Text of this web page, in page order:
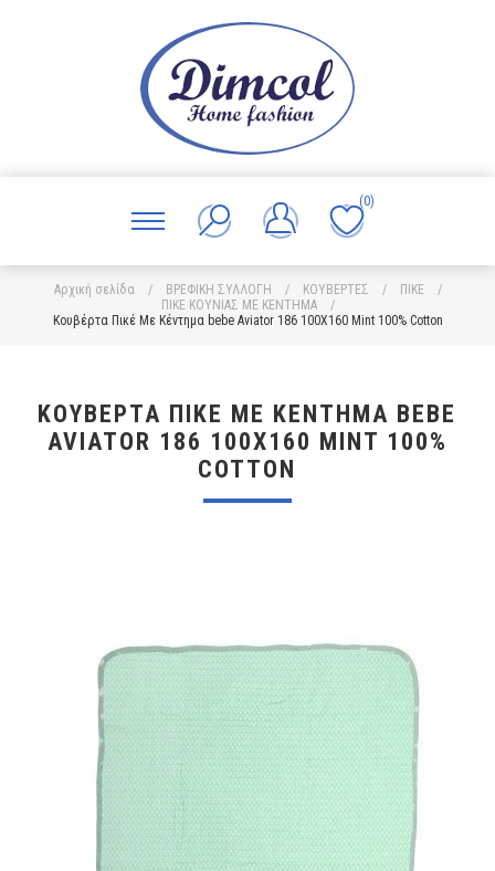
(0)
Αρχική σελίδα / ΒΡΕΦΙΚΗ ΣΥΛΛΟΓΗ / ΚΟΥΒΕΡΤΕΣ / ΠΙΚΕ
/
ΠΙΚΕ ΚΟΥΝΙΑΣ ΜΕ ΚΕΝΤΗΜΑ
/
Κουβέρτα Πικέ Με Κέντημα bebe Aviator 186 100X160 Mint 100% Cotton
ΚΟΥΒΈΡΤΑ ΠΙΚΈ ΜΕ ΚΈΝΤΗΜΑ BEBE
AVIATOR 186 100X160 MINT 100%
COTTON